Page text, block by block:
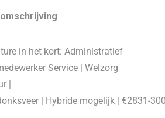
in het kort: Administratief
Service | Welzorg
|
| Hybride mogelijk | €2831-